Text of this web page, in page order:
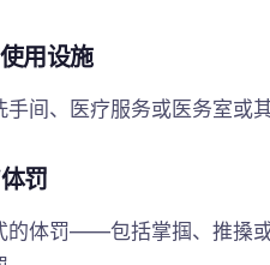
用设施
间、医疗服务或医务室或
罚
的体罚——包括掌掴、推搡